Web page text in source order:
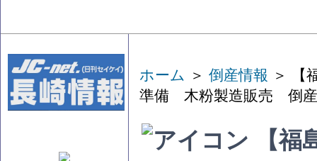
ホーム ＞ 倒産情報 ＞ 【
準備 木粉製造販売 倒
【福